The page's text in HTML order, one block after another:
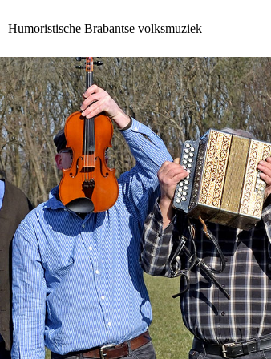
Humoristische Brabantse volksmuziek